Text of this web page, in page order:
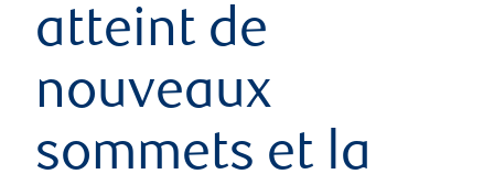
atteint de
nouveaux
sommets et la